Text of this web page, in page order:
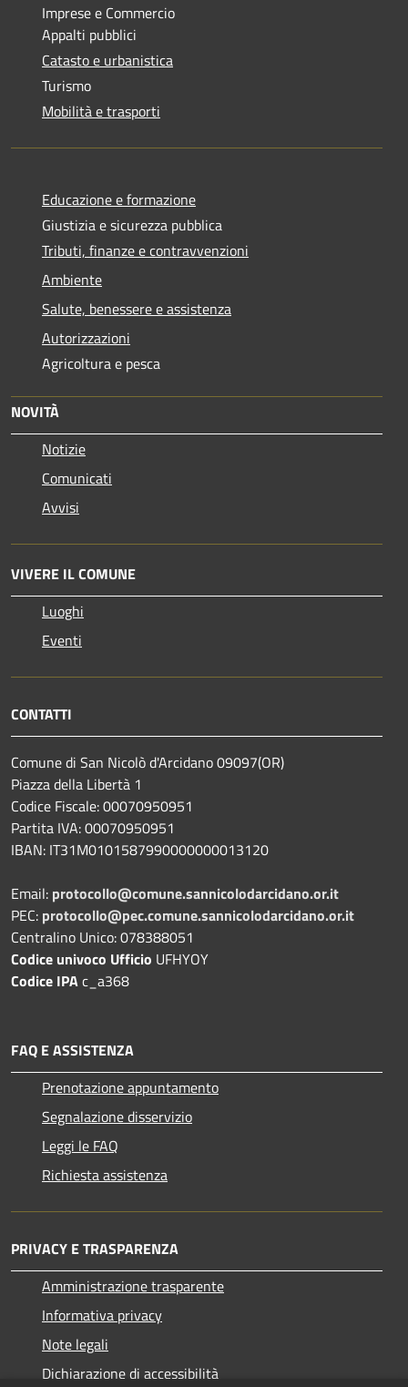
Imprese e Commercio
Appalti pubblici
Catasto e urbanistica
Turismo
Mobilità e trasporti
Educazione e formazione
Giustizia e sicurezza pubblica
Tributi, finanze e contravvenzioni
Ambiente
Salute, benessere e assistenza
Autorizzazioni
Agricoltura e pesca
NOVITÀ
Notizie
Comunicati
Avvisi
VIVERE IL COMUNE
Luoghi
Eventi
CONTATTI
Comune di San Nicolò d'Arcidano 09097(OR)
Piazza della Libertà 1
Codice Fiscale: 00070950951
Partita IVA: 00070950951
IBAN: IT31M0101587990000000013120
Email: protocollo@comune.sannicolodarcidano.or.it
PEC: protocollo@pec.comune.sannicolodarcidano.or.it
Centralino Unico: 078388051
Codice univoco Ufficio UFHYOY
Codice IPAc_a368
FAQ E ASSISTENZA
Prenotazione appuntamento
Segnalazione disservizio
Leggi le FAQ
Richiesta assistenza
PRIVACY E TRASPARENZA
Amministrazione trasparente
Informativa privacy
Note legali
Dichiarazione di accessibilità